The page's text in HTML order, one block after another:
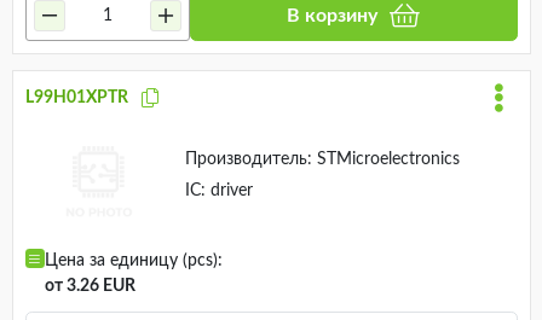
В корзину
L99H01XPTR
Производитель: STMicroelectronics
IC: driver
Цена за единицу (pcs):
от 3.26 EUR